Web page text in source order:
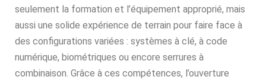
seulement la formation et l’équipement approprié, mais
aussi une solide expérience de terrain pour faire face à
des configurations variées : systèmes à clé, à code
numérique, biométriques ou encore serrures à
combinaison. Grâce à ces compétences, l’ouverture